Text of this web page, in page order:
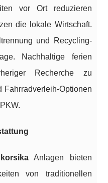
vor Ort reduzieren
die lokale Wirtschaft.
und Recycling-
Nachhaltige ferien
Recherche zu
Fahrradverleih-Optionen
Anlagen bieten
von traditionellen